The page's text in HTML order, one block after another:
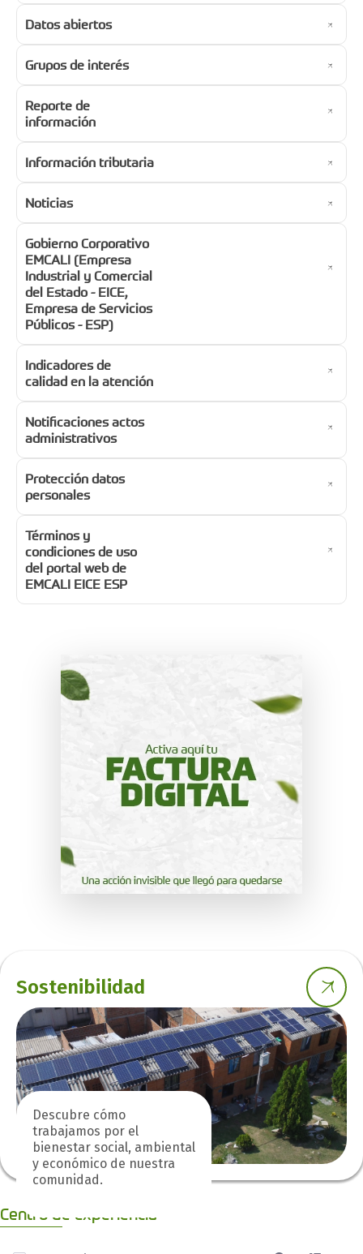
Datos abiertos
Grupos de interés
Reporte de
información
Información tributaria
Noticias
Gobierno Corporativo
EMCALI (Empresa
Industrial y Comercial
del Estado - EICE,
Empresa de Servicios
Públicos - ESP)
Indicadores de
calidad en la atención
Notificaciones actos
administrativos
Protección datos
personales
Términos y
condiciones de uso
del portal web de
EMCALI EICE ESP
Sostenibilidad
Descubre cómo
trabajamos por el
bienestar social, ambiental
y económico de nuestra
comunidad.
Centro de experiencia